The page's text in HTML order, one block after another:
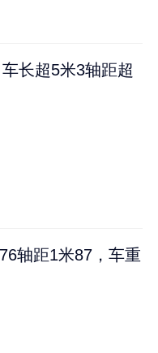
长超5米3轴距超
轴距1米87，车重